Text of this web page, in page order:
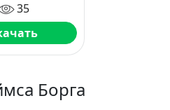
35
Борга